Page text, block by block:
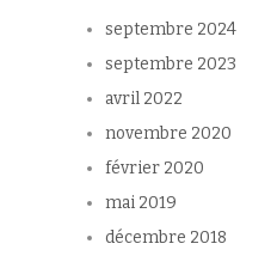
septembre 2024
septembre 2023
avril 2022
novembre 2020
février 2020
mai 2019
décembre 2018